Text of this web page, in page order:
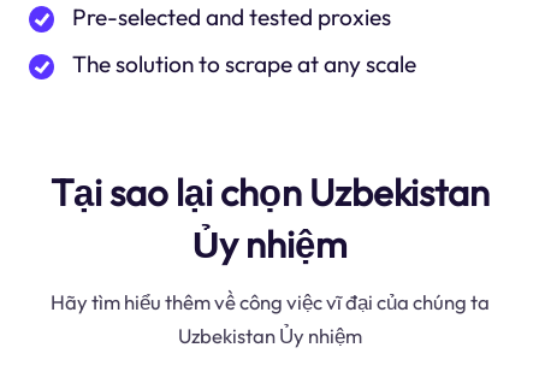
Pre-selected and tested proxies
The solution to scrape at any scale
Tại sao lại chọn Uzbekistan
Ủy nhiệm
Hãy tìm hiểu thêm về công việc vĩ đại của chúng ta
Uzbekistan Ủy nhiệm